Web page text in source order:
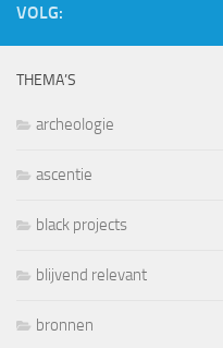
VOLG:
THEMA’S
archeologie
ascentie
black projects
blijvend relevant
bronnen